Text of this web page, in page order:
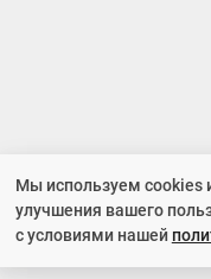
интернет-сайт
Мы используем cookies
улучшения вашего
с условиями нашей